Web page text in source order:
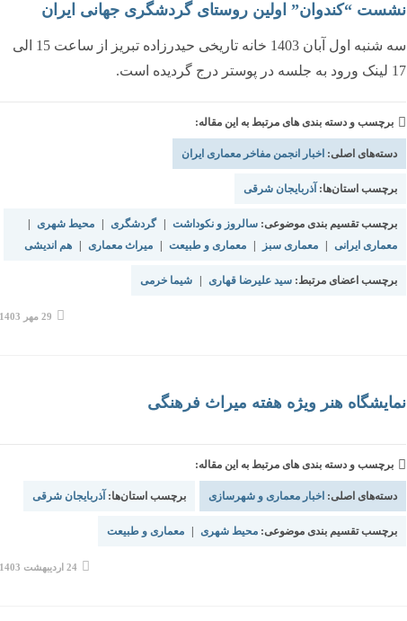
نشست “کندوان” اولین روستای گردشگری جهانی ایران
سه شنبه اول آبان 1403 خانه تاریخی حیدرزاده تبریز از ساعت 15 الی
17 لینک ورود به جلسه در پوستر درج گردیده است.
برچسب و دسته بندی های مرتبط به این مقاله:
دسته‌های اصلی: اخبار انجمن مفاخر معماری ایران
برچسب استان‌ها: آذربایجان شرقی
برچسب تقسیم بندی موضوعی: سالروز و نکوداشت گردشگری محیط شهری
معماری ایرانی
معماری سبز معماری و طبیعت میراث معماری هم اندیشی
برچسب اعضای مرتبط: سید علیرضا قهاری شیما خرمی
نوشته
29 مهر 1403
نمایشگاه هنر ویژه هفته میراث فرهنگی
برچسب و دسته بندی های مرتبط به این مقاله:
دسته‌های اصلی: اخبار معماری و شهرسازی برچسب استان‌ها: آذربایجان شرقی
برچسب تقسیم بندی موضوعی: محیط شهری معماری و طبیعت
نوشته
منتشر
24 اردیبهشت 1403